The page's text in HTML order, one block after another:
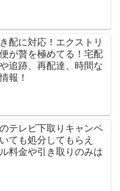
配に対応！エクストリ
が贅を極めてる！宅配
追跡、再配達、時間な
報！
テレビ下取りキャンペ
ても処分してもらえ
料金や引き取りのみは